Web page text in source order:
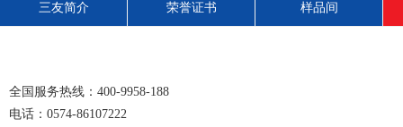
三友简介 荣誉证书 样品间
全国服务热线：400-9958-188
电话：0574-86107222